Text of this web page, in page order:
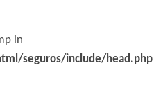
in
seguros/include/head.php